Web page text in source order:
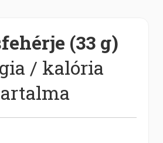
(33 g)
/ kalória